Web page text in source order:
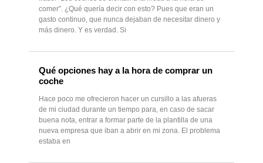
comer”. ¿Qué quería decir con esto? Pues que eran un
gasto continuo, que nunca dejaban de necesitar dinero y
más dinero. Y es verdad. Si
Qué opciones hay a la hora de comprar un
coche
Hace poco me ofrecieron hacer un cursillo a las afueras
de mi ciudad durante un tiempo para, en caso de sacar
buena nota, entrar a formar parte de la plantilla de una
nueva empresa que iban a abrir en mi zona. El problema
estaba en